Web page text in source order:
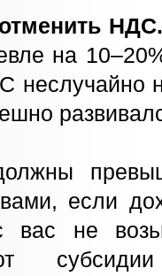
отменить
на
неслучайно
если
вас не